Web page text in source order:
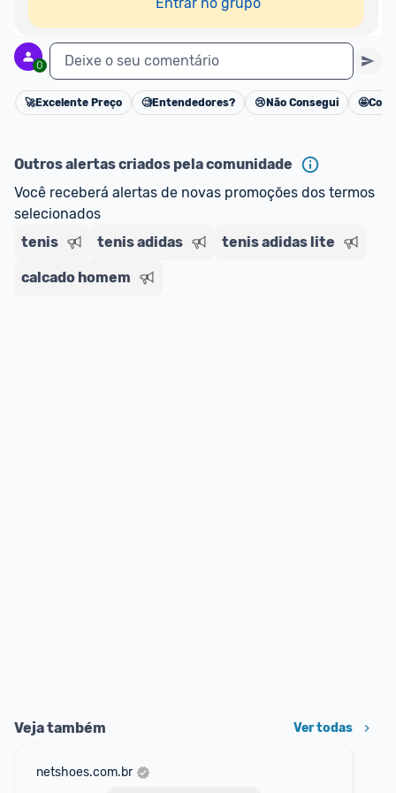
0 Deixe o seu comentário
Cancelar
🚀Excelente Preço 🧐Entendedores? 😢 Não Consegui 🤩
Outros alertas criados pela comunidade
Você receberá alertas de novas promoções dos termos
selecionados
tenis
tenis adidas tenis adidas lite
calcado homem
Veja também Ver todas
netshoes.com.br